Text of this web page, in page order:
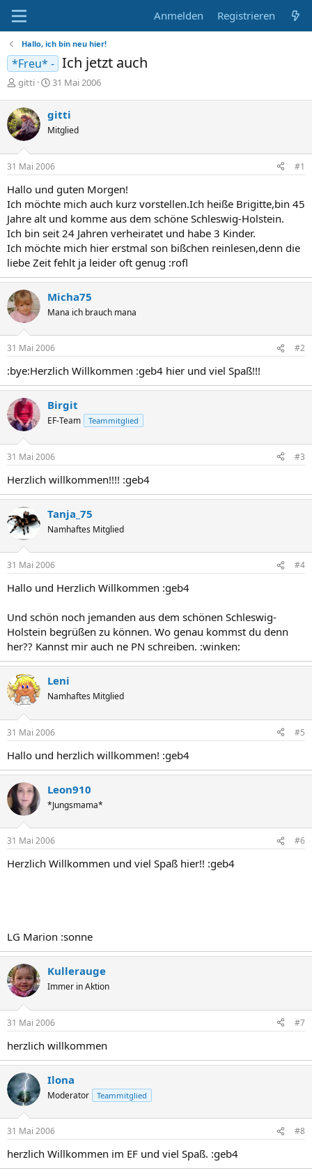
Anmelden Registrieren
Hallo, ich bin neu hier!
*Freu* - Ich jetzt auch
E
s
t
e
l
l
e
gitti
E
t
e
l
t
m
31 Mai 2006
gitti
Mitglied
31 Mai 2006 #1
Hallo und guten Morgen!
Ich möchte mich auch kurz vorstellen.Ich heiße Brigitte,bin 45
Jahre alt und komme aus dem schöne Schleswig-Holstein.
Ich bin seit 24 Jahren verheiratet und habe 3 Kinder.
Ich möchte mich hier erstmal son bißchen reinlesen,denn die
liebe Zeit fehlt ja leider oft genug :rofl
Micha75
Mana ich brauch mana
31 Mai 2006 #2
:bye:Herzlich Willkommen :geb4 hier und viel Spaß!!!
Birgit
EF-Team Teammitglied
31 Mai 2006 #3
Herzlich willkommen!!!! :geb4
Tanja_75
Namhaftes Mitglied
31 Mai 2006 #4
Hallo und Herzlich Willkommen :geb4
Und schön noch jemanden aus dem schönen Schleswig-
Holstein begrüßen zu können. Wo genau kommst du denn
her?? Kannst mir auch ne PN schreiben. :winken:
Leni
Namhaftes Mitglied
31 Mai 2006 #5
Hallo und herzlich willkommen! :geb4
Leon910
*Jungsmama*
31 Mai 2006 #6
Herzlich Willkommen und viel Spaß hier!! :geb4
LG Marion :sonne
Kullerauge
Immer in Aktion
31 Mai 2006 #7
herzlich willkommen
Ilona
Moderator Teammitglied
31 Mai 2006 #8
herzlich Willkommen im EF und viel Spaß. :geb4